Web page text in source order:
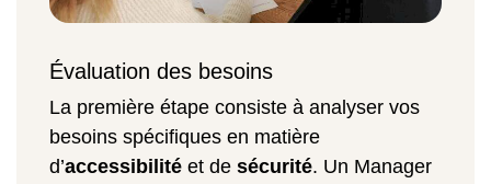
Évaluation des besoins
La première étape consiste à analyser vos
besoins spécifiques en matière
d’accessibilité et de sécurité. Un Manager